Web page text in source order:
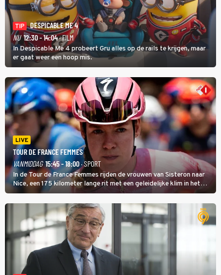
TIP
DESPICABLE ME 4
NU 12:30 - 14:04· FILM
In Despicable Me 4 probeert Gru alles op de rails te krijgen, maar
er gaat weer een hoop mis.
LIVE
TOUR DE FRANCE FEMMES
VANMIDDAG 15:45 - 18:00· SPORT
In de Tour de France Femmes rijden de vrouwen van Sisteron naar
Nice, een 175 kilometer lange rit met een geleidelijke klim in het
midden. Dat is mogelijk niet de zwaarste hindernis, dat is de
temperatuur. Het kan in Nice namelijk bloedheet worden.